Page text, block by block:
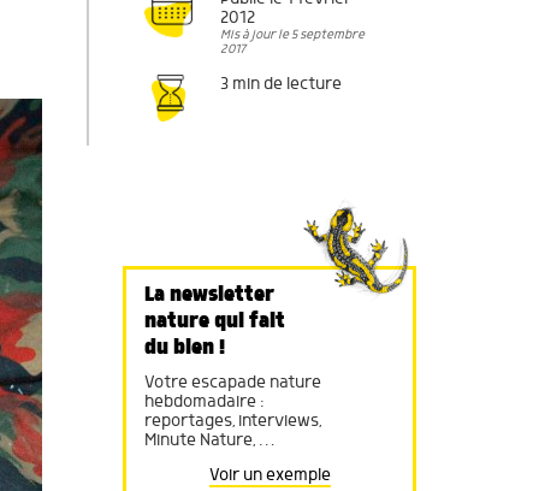
2012
Mis à jour le 5 septembre
2017
3 min de lecture
La newsletter
nature qui fait
du bien !
Votre escapade nature
hebdomadaire :
reportages, interviews,
Minute Nature, …
Voir un exemple